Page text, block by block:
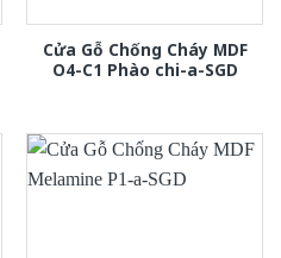
Cửa Gỗ Chống Cháy MDF
O4-C1 Phào chi-a-SGD